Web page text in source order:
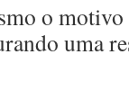
o
uma